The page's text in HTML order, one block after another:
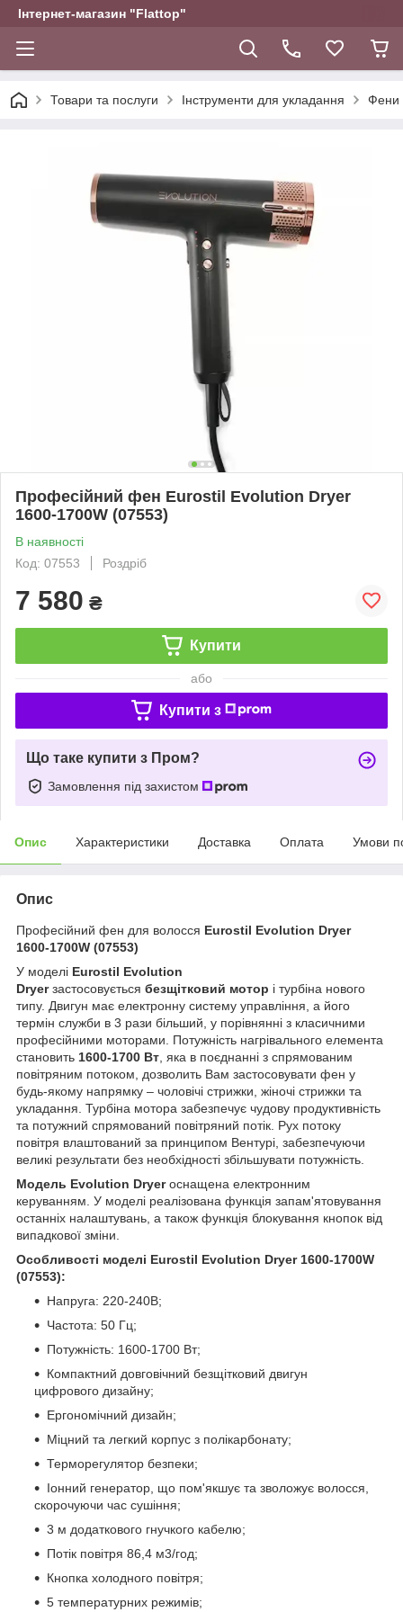
Інтернет-магазин "Flattop"
Товари та послуги Інструменти для укладання Фени
Професійний фен Eurostil Evolution Dryer
1600-1700W (07553)
В наявності
Код: 07553
Роздріб
7 580 ₴
Купити
або
Купити з
Що таке купити з Пром?
Замовлення під захистом
Опис Характеристики Доставка Оплата Умови
Опис
Професійний фен для волосся Eurostil Evolution Dryer
1600-1700W (07553)
У моделі Eurostil Evolution
Dryerзастосовується безщітковий мотор і турбіна нового
типу. Двигун має електронну систему управління, а його
термін служби в 3 рази більший, у порівнянні з класичними
професійними моторами. Потужність нагрівального елемента
становить 1600-1700 Вт , яка в поєднанні з спрямованим
повітряним потоком, дозволить Вам застосовувати фен у
будь-якому напрямку – чоловічі стрижки, жіночі стрижки та
укладання. Турбіна мотора забезпечує чудову продуктивність
та потужний спрямований повітряний потік. Рух потоку
повітря влаштований за принципом Вентурі, забезпечуючи
великі результати без необхідності збільшувати потужність.
Модель Evolution Dryerоснащена електронним
керуванням. У моделі реалізована функція запам'ятовування
останніх налаштувань, а також функція блокування кнопок від
випадкової зміни.
Особливості моделі Eurostil Evolution Dryer 1600-1700W
(07553):
Напруга: 220-240В;
Частота: 50 Гц;
Потужність: 1600-1700 Вт;
Компактний довговічний безщітковий двигун
цифрового дизайну;
Ергономічний дизайн;
Міцний та легкий корпус з полікарбонату;
Терморегулятор безпеки;
Іонний генератор, що пом'якшує та зволожує волосся,
скорочуючи час сушіння;
3 м додаткового гнучкого кабелю;
Потік повітря 86,4 м3/год;
Кнопка холодного повітря;
5 температурних режимів;